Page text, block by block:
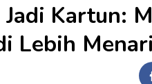
Kartun:
Lebih